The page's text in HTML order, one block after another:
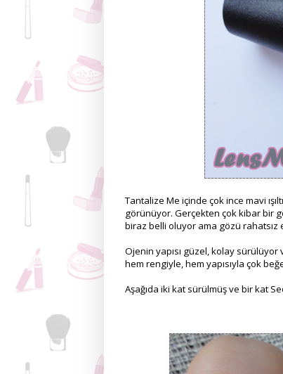
Tantalize Me içinde çok ince mavi
görünüyor. Gerçekten çok kibar bir
biraz belli oluyor ama gözü
Ojenin yapısı güzel, kolay sürülüyor
hem rengiyle, hem yapısıyla çok
Aşağıda iki kat sürülmüş ve bir kat